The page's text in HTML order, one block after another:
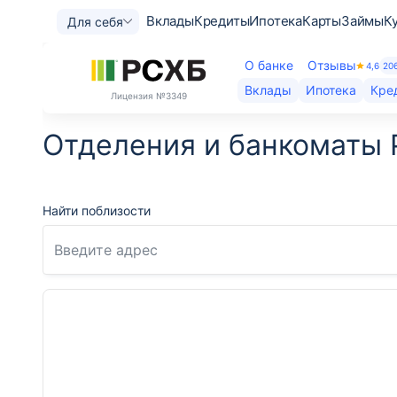
Для себя ВкладыКредитыИпотекаКартыЗаймы
Лицензия №3349
О банке Отзывы 4,6
Вклады
Ипотека
Отделения и банкоматы
Найти поблизости